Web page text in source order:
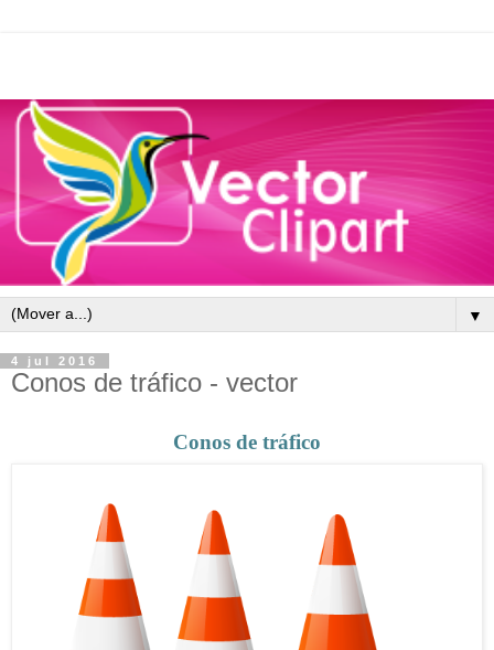
▼
4 jul 2016
Conos de tráfico - vector
Conos de tráfico